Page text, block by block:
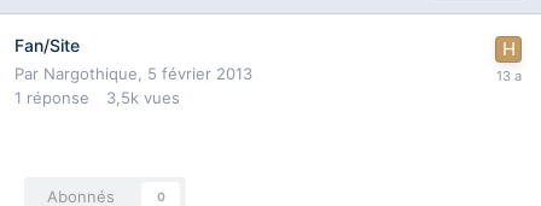
Fan/Site
Par Nargothique
5 février 2013
1 réponse 3,5k vues
Abonnés 0